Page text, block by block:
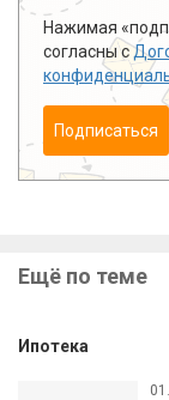
Нажимая
согласны с
Подписаться
Ещё по теме
Ипотека